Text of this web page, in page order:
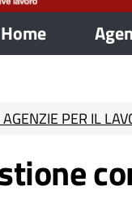
Home
PER IL